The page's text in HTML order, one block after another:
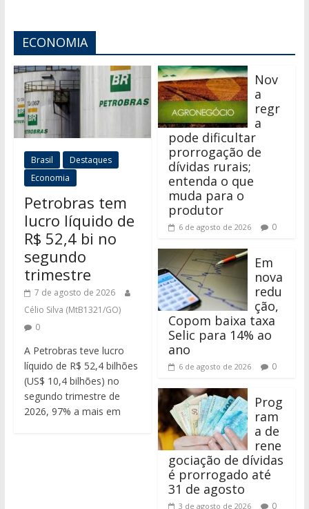
ECONOMIA
Brasil
Destaques
Economia
Petrobras tem
lucro líquido de
R$ 52,4 bi no
segundo
trimestre
7 de agosto de 2026
Célio Silva (MtB1321/GO)
0
A Petrobras teve lucro
líquido de R$ 52,4 bilhões
(US$ 10,4 bilhões) no
segundo trimestre de
2026, 97% a mais em
Nov
a
regr
a
pode dificultar
prorrogação de
dívidas rurais;
entenda o que
muda para o
produtor
6 de agosto de 2026 0
Em
nova
redu
ção,
Copom baixa taxa
Selic para 14% ao
ano
6 de agosto de 2026 0
Prog
ram
a de
rene
gociação de dívidas
é prorrogado até
31 de agosto
3 de agosto de 2026 0